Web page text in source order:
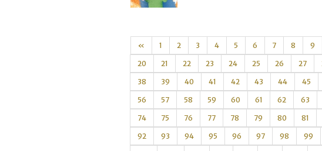
« 1 2 3 4 5 6 7 8 9
20 21 22 23 24 25 26 27
38 39 40 41 42 43 44 45
56 57 58 59 60 61 62 63
74 75 76 77 78 79 80 81
92 93 94 95 96 97 98 99